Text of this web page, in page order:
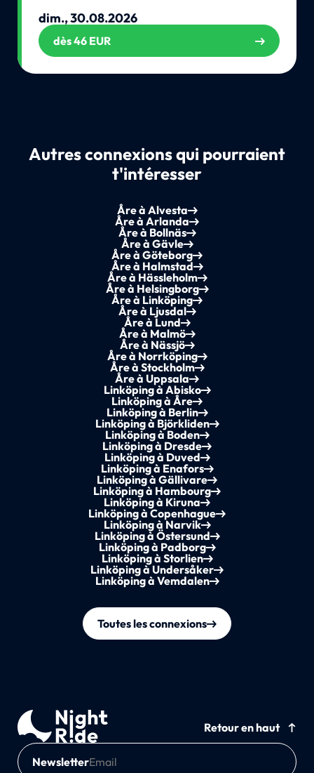
dim., 30.08.2026
dès 46 EUR
Autres connexions qui pourraient
t'intéresser
Åre à Alvesta
Åre à Arlanda
Åre à Bollnäs
Åre à Gävle
Åre à Göteborg
Åre à Halmstad
Åre à Hässleholm
Åre à Helsingborg
Åre à Linköping
Åre à Ljusdal
Åre à Lund
Åre à Malmö
Åre à Nässjö
Åre à Norrköping
Åre à Stockholm
Åre à Uppsala
Linköping à Abisko
Linköping à Åre
Linköping à Berlin
Linköping à Björkliden
Linköping à Boden
Linköping à Dresde
Linköping à Duved
Linköping à Enafors
Linköping à Gällivare
Linköping à Hambourg
Linköping à Kiruna
Linköping à Copenhague
Linköping à Narvik
Linköping à Östersund
Linköping à Padborg
Linköping à Storlien
Linköping à Undersåker
Linköping à Vemdalen
Toutes les connexions
Retour en haut
Newsletter